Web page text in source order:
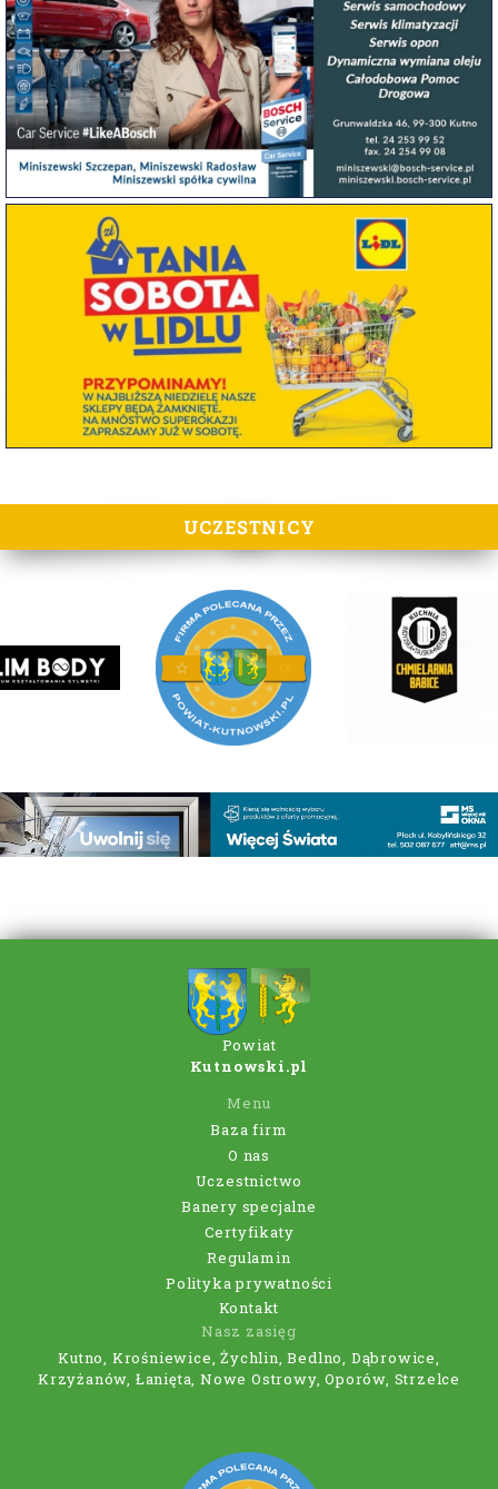
UCZESTNICY
Powiat
Kutnowski.pl
Menu
Baza firm
O nas
Uczestnictwo
Banery specjalne
Certyfikaty
Regulamin
Polityka prywatności
Kontakt
Nasz zasięg
Kutno, Krośniewice, Żychlin, Bedlno, Dąbrowice,
Krzyżanów, Łanięta, Nowe Ostrowy, Oporów, Strzelce